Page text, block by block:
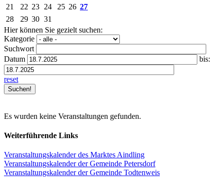
21
22 23 24 25 26 27
28
29 30 31
Hier können Sie gezielt suchen:
Kategorie
Suchwort
Datum
bis:
reset
Es wurden keine Veranstaltungen gefunden.
Weiterführende Links
Veranstaltungskalender des Marktes Aindling
Veranstaltungskalender der Gemeinde Petersdorf
Veranstaltungskalender der Gemeinde Todtenweis